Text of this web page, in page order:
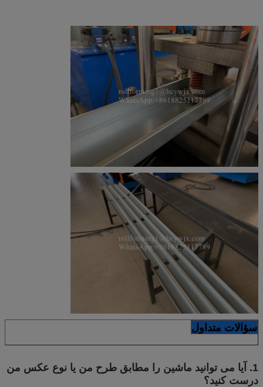
سؤالات متداول
1. آیا می توانید ماشین را مطابق طرح من یا نوع عکس من
درست کنید؟